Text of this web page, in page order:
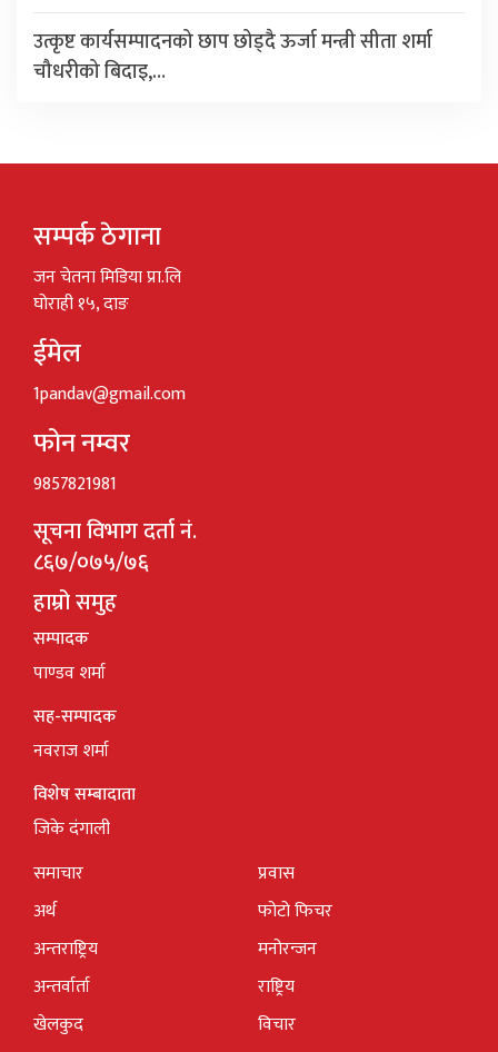
उत्कृष्ट कार्यसम्पादनको छाप छोड्दै ऊर्जा मन्त्री सीता शर्मा
चौधरीको बिदाइ,…
सम्पर्क ठेगाना
जन चेतना मिडिया प्रा.लि
घोराही १५, दाङ
ईमेल
1pandav@gmail.com
फोन नम्वर
9857821981
सूचना विभाग दर्ता नं.
८६७/०७५/७६
हाम्रो समुह
सम्पादक
पाण्डव शर्मा
सह-सम्पादक
नवराज शर्मा
विशेष सम्बादाता
जिके दंगाली
समाचार
अर्थ
अन्तराष्ट्रिय
अन्तर्वार्ता
खेलकुद
प्रवास
फोटो फिचर
मनोरन्जन
राष्ट्रिय
विचार